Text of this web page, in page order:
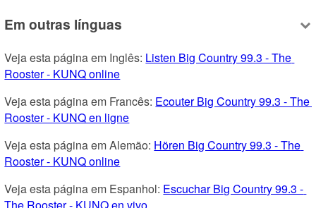
Em outras línguas
Veja esta página em Inglês: Listen Big Country 99.3 - The
Rooster - KUNQ online
Veja esta página em Francês: Ecouter Big Country 99.3 - The
Rooster - KUNQ en ligne
Veja esta página em Alemão: Hören Big Country 99.3 - The
Rooster - KUNQ online
Veja esta página em Espanhol: Escuchar Big Country 99.3 -
The Rooster - KUNQ en vivo